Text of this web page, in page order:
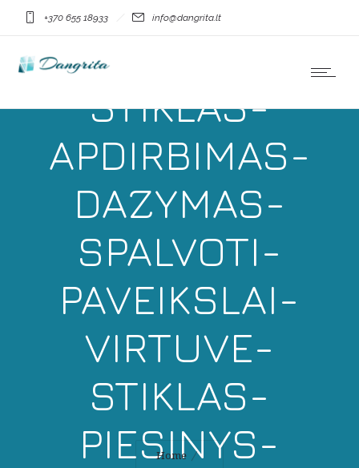
+370 655 18933 info@dangrita.lt
DANGRITA-
STIKLAS-
APDIRBIMAS-
DAZYMAS-
SPALVOTI-
PAVEIKSLAI-
VIRTUVE-
STIKLAS-
PIESINYS-
Home